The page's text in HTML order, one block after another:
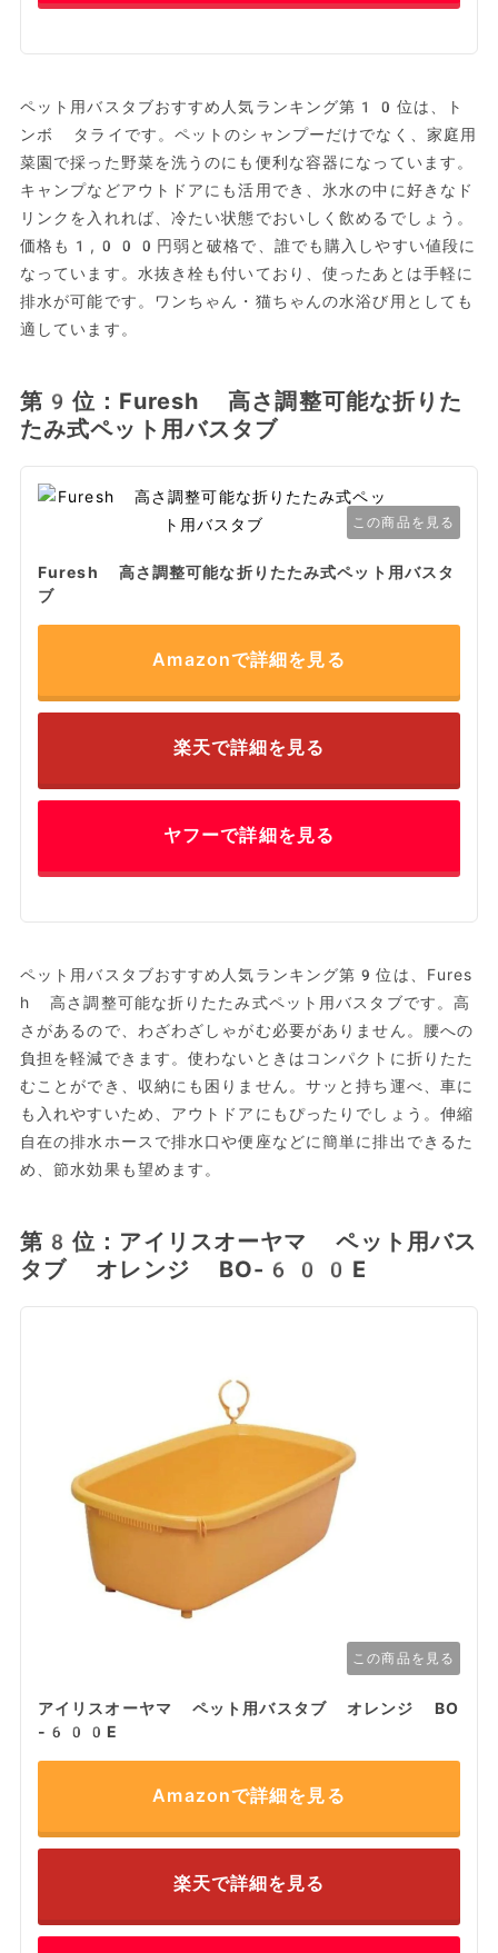
ペット用バスタブおすすめ人気ランキング第10位は、ト
ンボ タライです。ペットのシャンプーだけでなく、家庭用
菜園で採った野菜を洗うのにも便利な容器になっています。
キャンプなどアウトドアにも活用でき、氷水の中に好きなド
リンクを入れれば、冷たい状態でおいしく飲めるでしょう。
価格も1,000円弱と破格で、誰でも購入しやすい値段に
なっています。水抜き栓も付いており、使ったあとは手軽に
排水が可能です。ワンちゃん・猫ちゃんの水浴び用としても
適しています。
第9位：Furesh 高さ調整可能な折りた
たみ式ペット用バスタブ
この商品を見る
Furesh 高さ調整可能な折りたたみ式ペット用バスタ
ブ
Amazonで詳細を見る
楽天で詳細を見る
ヤフーで詳細を見る
ペット用バスタブおすすめ人気ランキング第9位は、Fures
h 高さ調整可能な折りたたみ式ペット用バスタブです。高
さがあるので、わざわざしゃがむ必要がありません。腰への
負担を軽減できます。使わないときはコンパクトに折りたた
むことができ、収納にも困りません。サッと持ち運べ、車に
も入れやすいため、アウトドアにもぴったりでしょう。伸縮
自在の排水ホースで排水口や便座などに簡単に排出できるた
め、節水効果も望めます。
第8位：アイリスオーヤマ ペット用バス
タブ オレンジ BO-600E
この商品を見る
アイリスオーヤマ ペット用バスタブ オレンジ BO
-600E
Amazonで詳細を見る
楽天で詳細を見る